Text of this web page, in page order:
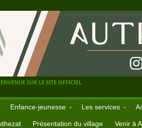
SUR LE SITE OFFICIEL
Enfance-jeunesse Les services
Présentation du village Venir à